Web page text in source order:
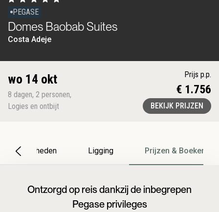
PEGASE
Domes Baobab Suites
Costa Adeje
wo 14 okt
8 dagen, 2 personen,
Logies en ontbijt
Prijs p.p.
€ 1.756
BEKIJK PRIJZEN
Bijzonderheden Ligging Prijzen & Boeken
Ontzorgd op reis dankzij de inbegrepen
Pegase privileges